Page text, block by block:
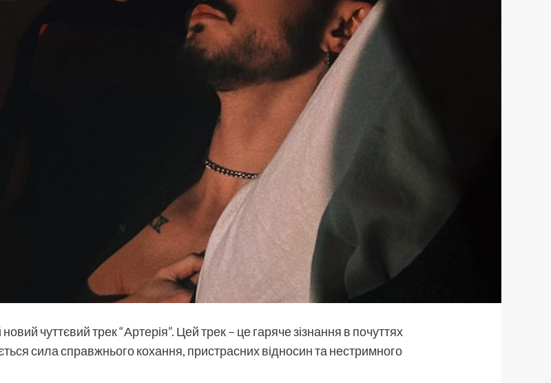
чуттєвий трек “Артерія”. Цей трек – це гаряче зізнання в почуттях
сила справжнього кохання, пристрасних відносин та нестримного